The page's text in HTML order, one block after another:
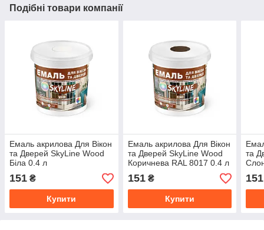
Подібні товари компанії
Емаль акрилова Для Вікон
та Дверей SkyLine Wood
Біла 0.4 л
151 ₴
Купити
Емаль акрилова Для Вікон
та Дверей SkyLine Wood
Коричнева RAL 8017 0.4 л
151₴
Купити
та
0.4
151